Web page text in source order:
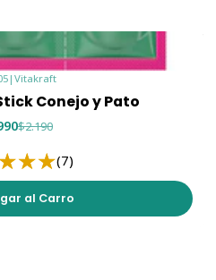
| Vitakraft
Conejo y Pato
$2.190
(7)
al Carro